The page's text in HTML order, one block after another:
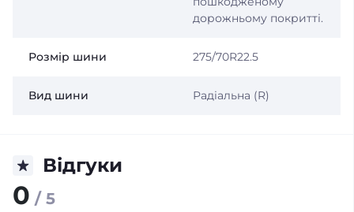
дорожньому покритті.
Розмір шини 275/70R22.5
Вид шини Радіальна (R)
Відгуки
0 / 5